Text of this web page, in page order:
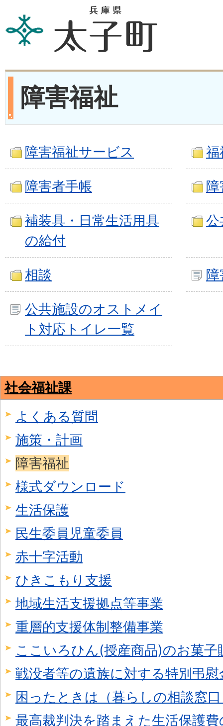
障害福祉
障害福祉サービス 福
障害者手帳
補装具・日常生活用具
の給付
公
相談
公共施設のオストメイ
ト対応トイレ一覧
社会福祉課
よくある質問
施策・計画
障害福祉
様式ダウンロード
生活保護
民生委員児童委員
赤十字活動
ひきこもり支援
地域生活支援拠点等事業
重層的支援体制整備事業
ここいろひん(授産商品)のお菓子
戦没者等の遺族に対する特別弔
困ったときは（暮らしの相談窓
最高裁判決を踏まえた生活保護